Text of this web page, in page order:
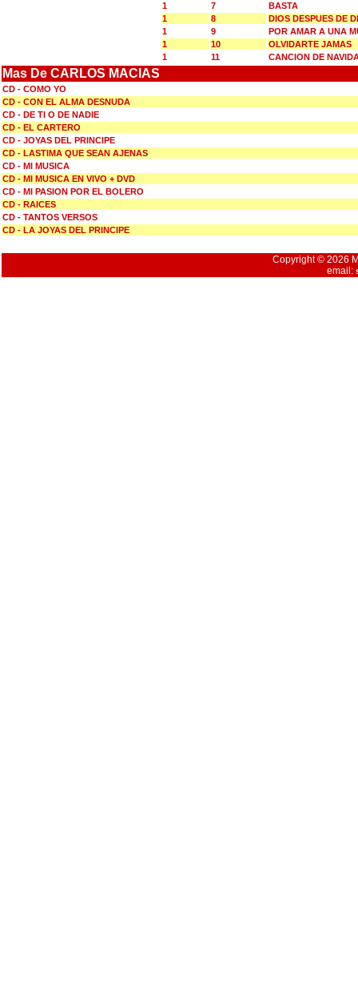
1
7
BASTA
1
8
DIOS DESPUES DE
1
9
POR AMAR A UNA
1
10
OLVIDARTE JAMAS
1
11 CANCION DE
Mas De CARLOS MACIAS
CD - COMO YO
CD - CON EL ALMA DESNUDA
CD - DE TI O DE NADIE
CD - EL CARTERO
CD - JOYAS DEL PRINCIPE
CD - LASTIMA QUE SEAN AJENAS
CD - MI MUSICA
CD - MI MUSICA EN VIVO + DVD
CD - MI PASION POR EL BOLERO
CD - RAICES
CD - TANTOS VERSOS
CD - LA JOYAS DEL PRINCIPE
Copyright © 2026
email: